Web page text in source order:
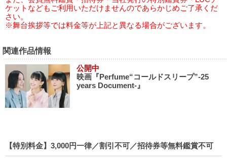
ケットなどもご利用いただけませんのであらかじめご了承くだ
さい。
※舞台挨拶等では料金等が上記と異なる場合がございます。
関連作品情報
公開中
映画『Perfume“コールドスリープ”-25
years Document-』
【特別料金】3,000円一律／割引不可／招待券等無料鑑賞不可